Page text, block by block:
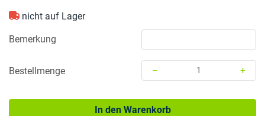
nicht auf Lager
Bemerkung
Bestellmenge –
+
In den Warenkorb